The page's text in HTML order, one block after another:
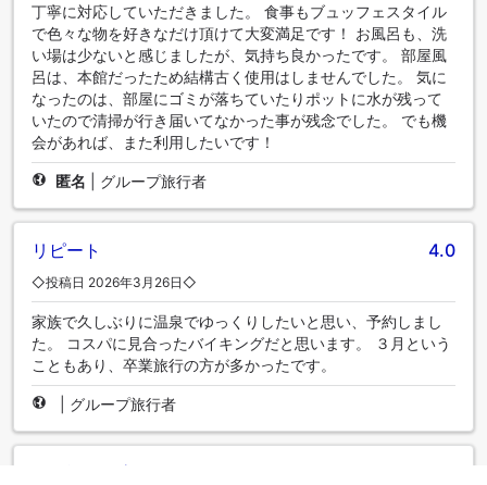
丁寧に対応していただきました。 食事もブュッフェスタイル
で色々な物を好きなだけ頂けて大変満足です！ お風呂も、洗
い場は少ないと感じましたが、気持ち良かったです。 部屋風
呂は、本館だったため結構古く使用はしませんでした。 気に
なったのは、部屋にゴミが落ちていたりポットに水が残って
いたので清掃が行き届いてなかった事が残念でした。 でも機
会があれば、また利用したいです！
匿名 グループ旅行者
リピート 4.0
◇投稿日 2026年3月26日◇
家族で久しぶりに温泉でゆっくりしたいと思い、予約しまし
た。 コスパに見合ったバイキングだと思います。 ３月という
こともあり、卒業旅行の方が多かったです。
グループ旅行者
一人旅 最高！！